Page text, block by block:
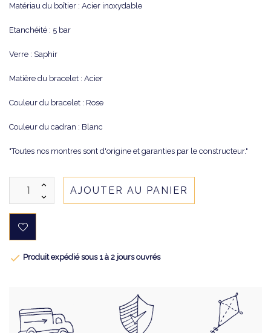
Matériau du boîtier : Acier inoxydable
Etanchéité : 5 bar
Verre : Saphir
Matière du bracelet : Acier
Couleur du bracelet : Rose
Couleur du cadran : Blanc
"Toutes nos montres sont d'origine et garanties par le constructeur."
AJOUTER AU PANIER
 Produit expédié sous 1 à 2 jours ouvrés